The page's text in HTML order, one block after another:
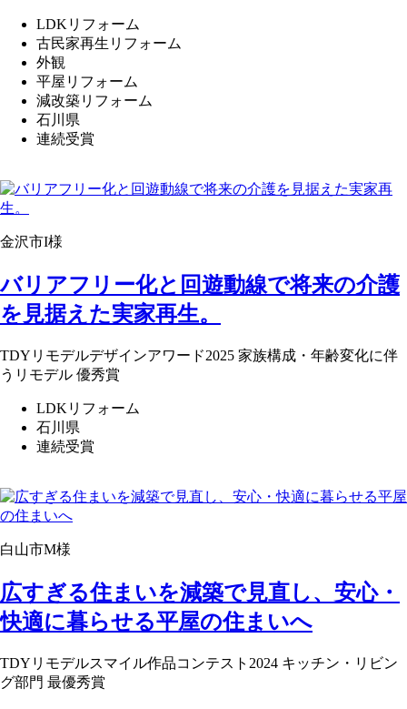
LDKリフォーム
古民家再生リフォーム
外観
平屋リフォーム
減改築リフォーム
石川県
連続受賞
金沢市I様
バリアフリー化と回遊動線で将来の介護
を見据えた実家再生。
TDYリモデルデザインアワード2025 家族構成・年齢変化に伴
うリモデル 優秀賞
LDKリフォーム
石川県
連続受賞
白山市M様
広すぎる住まいを減築で見直し、安心・
快適に暮らせる平屋の住まいへ
TDYリモデルスマイル作品コンテスト2024 キッチン・リビン
グ部門 最優秀賞